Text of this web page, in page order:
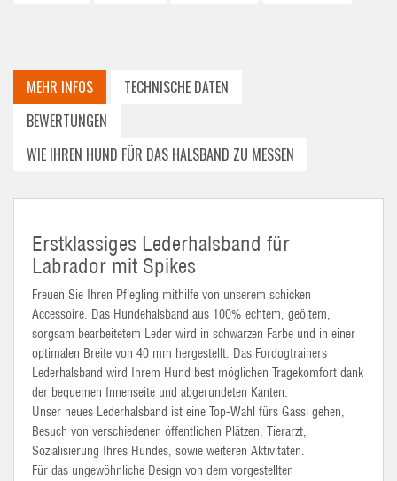
MEHR INFOS
TECHNISCHE DATEN
BEWERTUNGEN
WIE IHREN HUND FÜR DAS HALSBAND ZU MESSEN
Erstklassiges Lederhalsband für
Labrador mit Spikes
Freuen Sie Ihren Pflegling mithilfe von unserem schicken
Accessoire. Das Hundehalsband aus 100% echtem, geöltem,
sorgsam bearbeitetem Leder wird in schwarzen Farbe und in einer
optimalen Breite von 40 mm hergestellt. Das Fordogtrainers
Lederhalsband wird Ihrem Hund best möglichen Tragekomfort dank
der bequemen Innenseite und abgerundeten Kanten.
Unser neues Lederhalsband ist eine Top-Wahl fürs Gassi gehen,
Besuch von verschiedenen öffentlichen Plätzen, Tierarzt,
Sozialisierung Ihres Hundes, sowie weiteren Aktivitäten.
Für das ungewöhnliche Design von dem vorgestellten